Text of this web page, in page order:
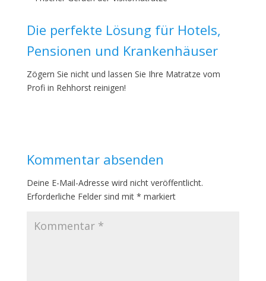
Die perfekte Lösung für Hotels,
Pensionen und Krankenhäuser
Zögern Sie nicht und lassen Sie Ihre Matratze vom
Profi in Rehhorst reinigen!
Kommentar absenden
Deine E-Mail-Adresse wird nicht veröffentlicht.
Erforderliche Felder sind mit * markiert